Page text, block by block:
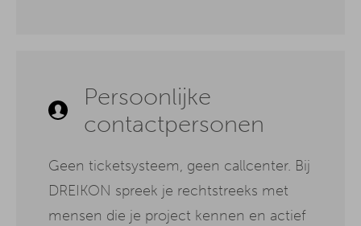
Persoonlijke
contactpersonen
Geen ticketsysteem, geen callcenter. Bij
DREIKON spreek je rechtstreeks met
mensen die je project kennen en actief